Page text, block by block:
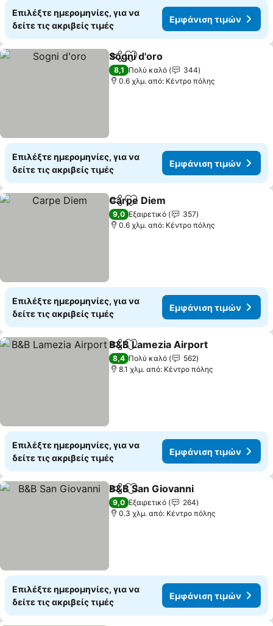
Επιλέξτε ημερομηνίες, για να
δείτε τις ακριβείς τιμές
Εμφάνιση τιμών
Κοινοποίηση
Προσθήκη στα αγαπημένα
Sogni d'oro
8,1 Πολύ καλό
344
0.6 χλμ. από: Κέντρο πόλης
Επιλέξτε ημερομηνίες, για να
δείτε τις ακριβείς τιμές
Εμφάνιση τιμών
Κοινοποίηση
Προσθήκη στα αγαπημένα
Carpe Diem
9,0 Εξαιρετικό
357
0.6 χλμ. από: Κέντρο πόλης
Επιλέξτε ημερομηνίες, για να
δείτε τις ακριβείς τιμές
Εμφάνιση τιμών
Κοινοποίηση
Προσθήκη στα αγαπημένα
B&B Lamezia Airport
8,4 Πολύ καλό
562
8.1 χλμ. από: Κέντρο πόλης
Επιλέξτε ημερομηνίες, για να
δείτε τις ακριβείς τιμές
Εμφάνιση τιμών
Κοινοποίηση
Προσθήκη στα αγαπημένα
B&B San Giovanni
9,0 Εξαιρετικό
264
0.3 χλμ. από: Κέντρο πόλης
Επιλέξτε ημερομηνίες, για να
δείτε τις ακριβείς τιμές
Εμφάνιση τιμών